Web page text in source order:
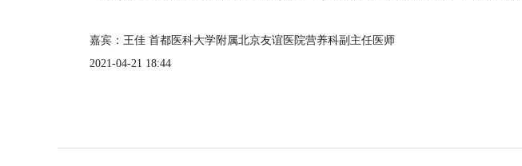
嘉宾：王佳 首都医科大学附属北京友谊医院营养科副主任医师
2021-04-21 18:44